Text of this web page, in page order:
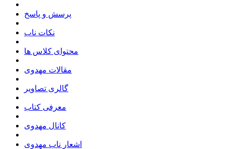
پرسش و پاسخ
نکات ناب
محتوای کلاس ها
مقالات مهدوی
گالری تصاویر
معرفی کتاب
کانال مهدوی
اشعار ناب مهدوی